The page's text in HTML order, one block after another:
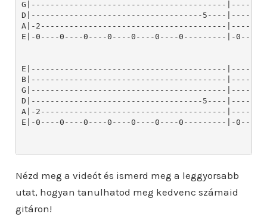
Nézd meg a videót és ismerd meg a leggyorsabb
utat, hogyan tanulhatod meg kedvenc számaid
gitáron!